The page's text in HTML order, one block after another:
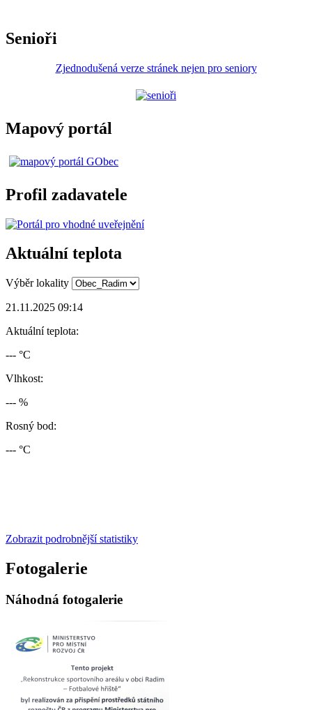
Senioři
Zjednodušená verze stránek nejen pro seniory
Mapový portál
Profil zadavatele
Aktuální teplota
Výběr lokality
21.11.2025 09:14
Aktuální teplota:
--- °C
Vlhkost:
--- %
Rosný bod:
--- °C
Zobrazit podrobnější statistiky
Fotogalerie
Náhodná fotogalerie